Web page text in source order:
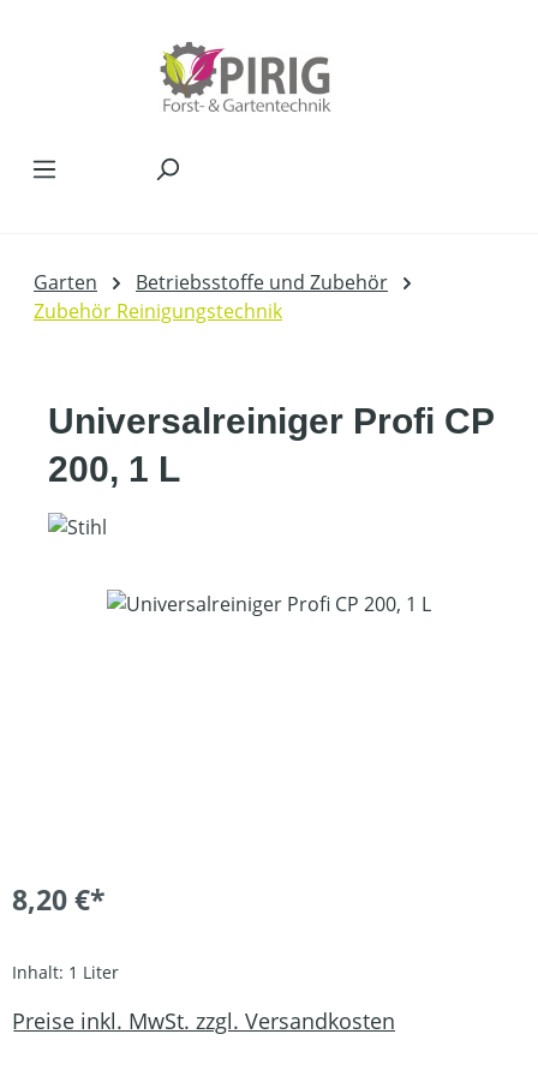
Garten
Betriebsstoffe und Zubehör
Zubehör Reinigungstechnik
Universalreiniger Profi CP
200, 1 L
Bildergalerie überspringen
8,20 €*
Inhalt: 1 Liter
Preise inkl. MwSt. zzgl. Versandkosten